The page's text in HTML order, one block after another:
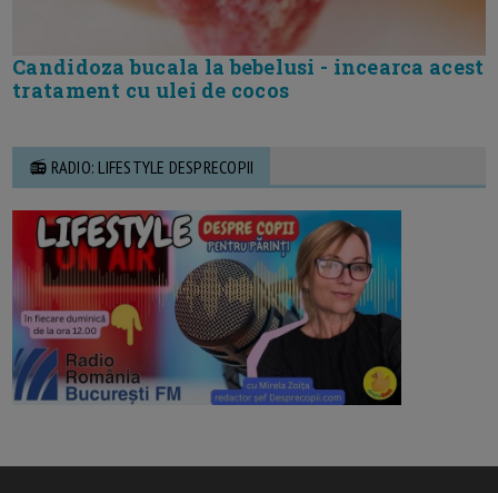
Candidoza bucala la bebelusi - incearca acest
tratament cu ulei de cocos
📻 RADIO: LIFESTYLE DESPRECOPII